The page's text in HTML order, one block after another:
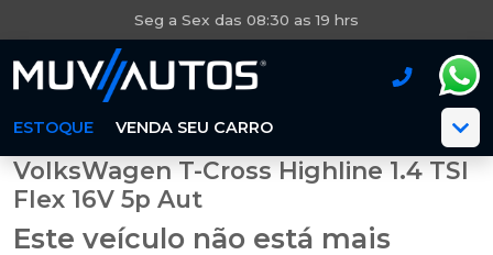
Seg a Sex das 08:30 as 19 hrs
ESTOQUE VENDA SEU CARRO
VolksWagen T-Cross Highline 1.4 TSI
Flex 16V 5p Aut
Este veículo não está mais